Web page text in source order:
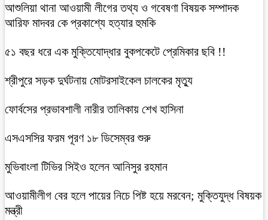
আশুলিয়া থানা আওয়ামী লীগের তথ্য ও গবেষণা বিষয়ক সম্পাদক
আরিফ মাদবর কে প্রকাশ্যে হত্যার হুমকি
৫১ বছর ধরে এক মুক্তিযোদ্ধার বুকপকেটে প্রেমিকার ছবি !!
শ্রীপুরে সড়ক দুর্ঘটনায় মোটরসাইকেল চালকের মৃত্যু
ফোর্বসের প্রভাবশালী নারীর তালিকায় শেখ হাসিনা
এসএসসির ফরম পূরণ ১৮ ডিসেম্বর শুরু
মুভিবাংলা টিভির সিইও হলেন আনিসুর রহমান
আওয়ামীলীগ বের হলে পায়ের নিচে পিষ্ট হয়ে মরবেন; মুক্তিযুদ্ধ বিষয়ক
মন্ত্রী